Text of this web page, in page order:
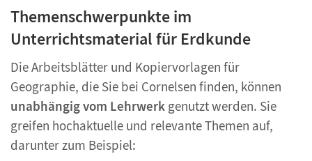
Themenschwerpunkte im
Unterrichtsmaterial für Erdkunde
Die Arbeitsblätter und Kopiervorlagen für
Geographie, die Sie bei Cornelsen finden, können
unabhängig vom Lehrwerk genutzt werden. Sie
greifen hochaktuelle und relevante Themen auf,
darunter zum Beispiel: